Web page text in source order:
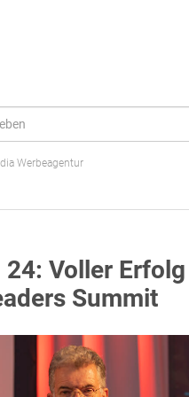
Werbeagentur
Voller
Summit